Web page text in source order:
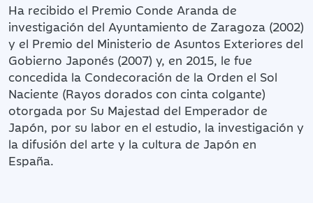
Ha recibido el Premio Conde Aranda de
investigación del Ayuntamiento de Zaragoza (2002)
y el Premio del Ministerio de Asuntos Exteriores del
Gobierno Japonés (2007) y, en 2015, le fue
concedida la Condecoración de la Orden el Sol
Naciente (Rayos dorados con cinta colgante)
otorgada por Su Majestad del Emperador de
Japón, por su labor en el estudio, la investigación y
la difusión del arte y la cultura de Japón en
España.